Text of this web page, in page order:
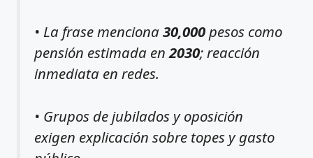
• La frase menciona30,000pesos como
pensión estimada en2030; reacción
inmediata en redes.
• Grupos de jubilados y oposición
exigen explicación sobre topes y gasto